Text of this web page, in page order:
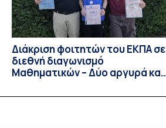
Διάκριση φοιτητών του ΕΚΠΑ σε
διεθνή διαγωνισμό
Μαθηματικών – Δύο αργυρά και